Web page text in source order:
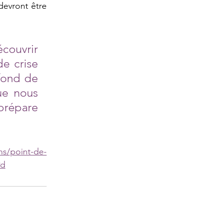
être
crise
de
nous
point-de-